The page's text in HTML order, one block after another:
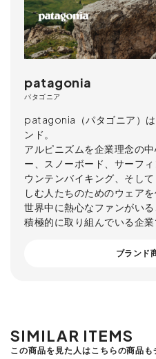
patagonia
パタゴニア
patagonia（パタゴニア）
ンド。
アルピニズムを企業理念の
ー、スノーボード、サーフ
ウンテンバイキング、そし
しむ人たちのためのウェアを
世界中に熱心なファンがい
積極的に取り組んでいる企業
ブランド
SIMILAR ITEMS
この商品を見た人はこちらの商品